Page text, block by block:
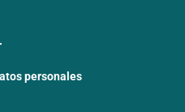
personales